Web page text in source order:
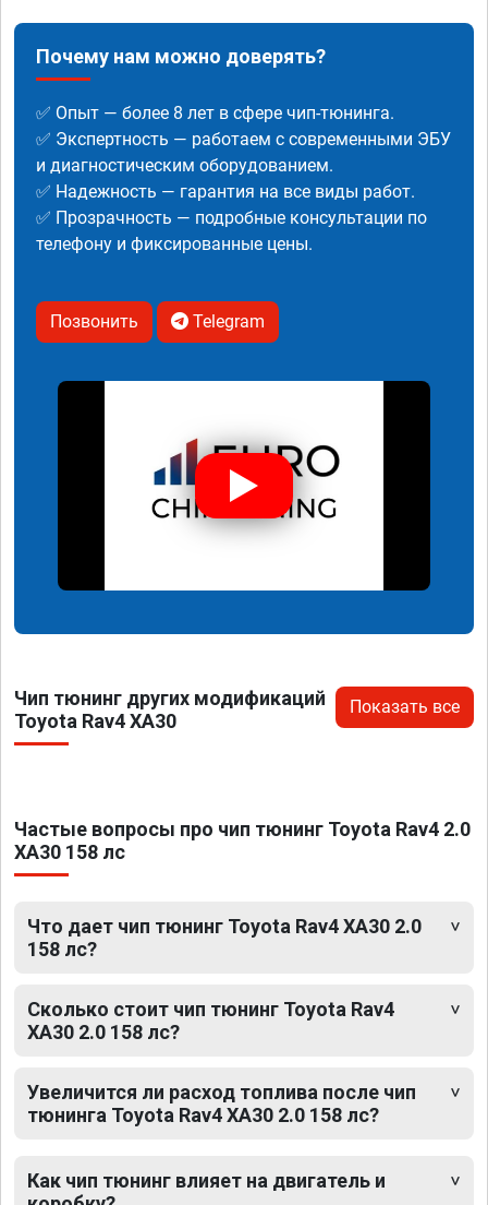
Почему нам можно доверять?
✅ Опыт — более 8 лет в сфере чип-тюнинга.
✅ Экспертность — работаем с современными ЭБУ
и диагностическим оборудованием.
✅ Надежность — гарантия на все виды работ.
✅ Прозрачность — подробные консультации по
телефону и фиксированные цены.
Позвонить Telegram
Чип тюнинг других модификаций
Toyota Rav4 XA30
Показать все
Частые вопросы про чип тюнинг Toyota Rav4 2.0
XA30 158 лс
Что дает чип тюнинг Toyota Rav4 XA30 2.0
158 лс?
Сколько стоит чип тюнинг Toyota Rav4
XA30 2.0 158 лс?
Увеличится ли расход топлива после чип
тюнинга Toyota Rav4 XA30 2.0 158 лс?
Как чип тюнинг влияет на двигатель и